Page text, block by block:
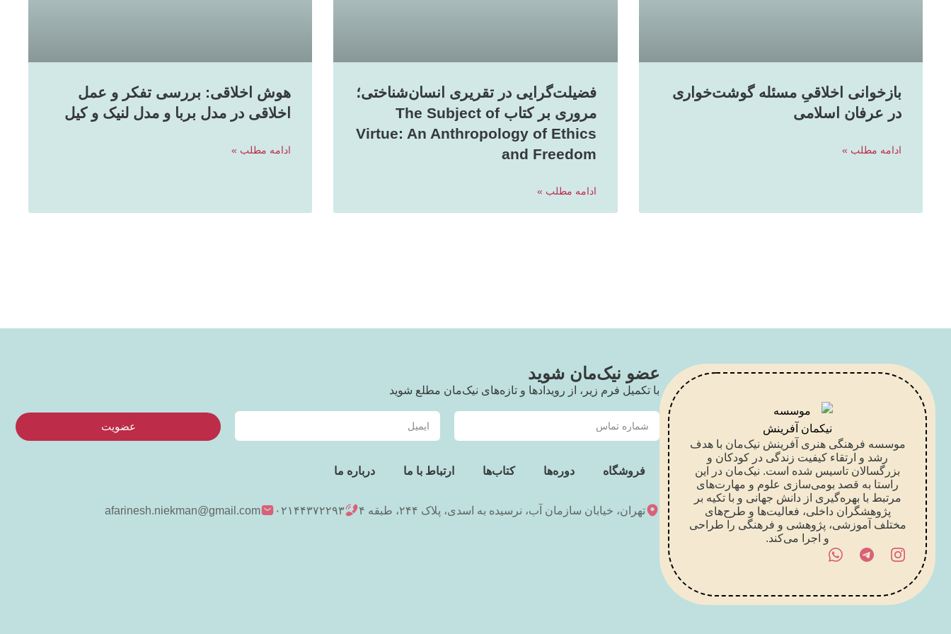
بازخوانی اخلاقیِ مسئله گوشت‌خواری
در عرفان اسلامی
ادامه مطلب »
فضیلت‌گرایی در تقریری انسان‌شناختی؛
مروری بر کتاب The Subject of
Virtue: An Anthropology of Ethics
and Freedom
ادامه مطلب »
هوش اخلاقی: بررسی تفکر و عمل
اخلاقی در مدل‌‌ بربا و مدل لنیک و کیل
ادامه مطلب »
موسسه فرهنگی هنری آفرینش نیک‌مان با هدف
رشد و ارتقاء کیفیت زندگی در کودکان و
بزرگسالان تاسیس شده است. نیک‌مان در این
راستا به قصد بومی‌سازی علوم و مهارت‌های
مرتبط با بهره‌گیری از دانش جهانی و با تکیه بر
پژوهشگران داخلی، فعالیت‌ها و طرح‌های
مختلف آموزشی، پژوهشی و فرهنگی را طراحی
و اجرا می‌کند.
عضو نیک‌مان شوید
با تکمیل فرم زیر، از رویدادها و تازه‌های نیک‌مان مطلع شوید
عضویت
فروشگاه دوره‌ها کتاب‌ها ارتباط با ما درباره ما
تهران، خیابان سازمان آب، نرسیده به اسدی، پلاک ۲۴۴، طبقه ۴ ۰۲۱۴۴۳۷۲۲۹۳ afarinesh.niekman@gmail.com